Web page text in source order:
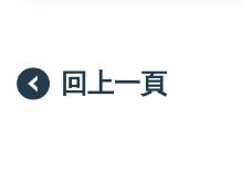
回上一頁